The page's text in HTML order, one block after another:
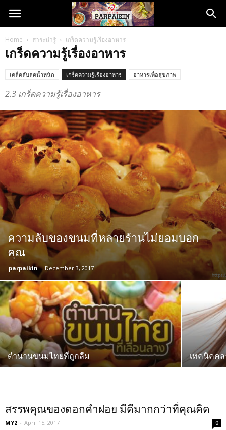
Home สาระน่ารู้ เกร็ดความรู้เรื่องอาหาร
เกร็ดความรู้เรื่องอาหาร
เคล็ดลับลดน้ำหนัก เกร็ดความรู้เรื่องอาหาร อาหารเพื่อสุขภาพ
2.3 เกร็ดความรู้เรื่องอาหาร
ความลับของขนมที่หลายร้านไม่ยอมบอก
คุณ
parpaikin - December 3, 2017
ตำนานขนมไทยที่ถูกลืม เทคนิคคล
สรรพคุณของดอกคำฝอย มีดีมากกว่าที่คุณคิด
MY2 - April 15, 2017 0